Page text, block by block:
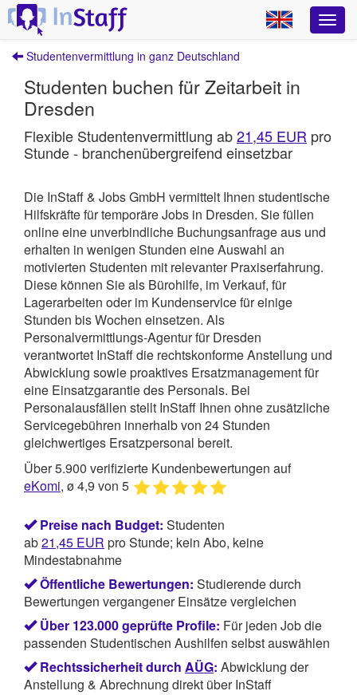
Studentenvermittlung in ganz Deutschland
Studenten buchen für Zeitarbeit in
Dresden
Flexible Studentenvermittlung ab21,45 EUR pro
Stunde - branchenübergreifend einsetzbar
Die InStaff & Jobs GmbH vermittelt Ihnen studentische
Hilfskräfte für temporäre Jobs in Dresden. Sie füllen
online eine unverbindliche Buchungsanfrage aus und
erhalten in wenigen Stunden eine Auswahl an
motivierten Studenten mit relevanter Praxiserfahrung.
Diese können Sie als Bürohilfe, im Verkauf, für
Lagerarbeiten oder im Kundenservice für einige
Stunden bis Wochen einsetzen. Als
Personalvermittlungs-Agentur für Dresden
verantwortet InStaffdie rechtskonforme Anstellung und
Abwicklung sowie proaktives Ersatzmanagement für
eine Einsatzgarantie des Personals. Bei
Personalausfällen stellt InStaff Ihnen ohne zusätzliche
Servicegebühren innerhalb von 24 Stunden
gleichwertiges Ersatzpersonal bereit.
Über 5.900 verifizierte Kundenbewertungen auf
eKomi, ø 4,9 von 5
Preise nach Budget: Studenten
ab21,45 EUR pro Stunde; kein Abo, keine
Mindestabnahme
Öffentliche Bewertungen: Studierende durch
Bewertungen vergangener Einsätze vergleichen
Über 123.000 geprüfte Profile: Für jeden Job die
passenden Studentischen Aushilfen selbst auswählen
Rechtssicherheit durch AÜG: Abwicklung der
Anstellung & Abrechnung direkt über InStaff